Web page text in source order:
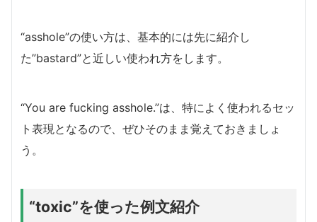
“asshole”の使い方は、基本的には先に紹介し
た”bastard”と近しい使われ方をします。
“You are fucking asshole.”は、特によく使われるセッ
ト表現となるので、ぜひそのまま覚えておきましょ
う。
“toxic”を使った例文紹介